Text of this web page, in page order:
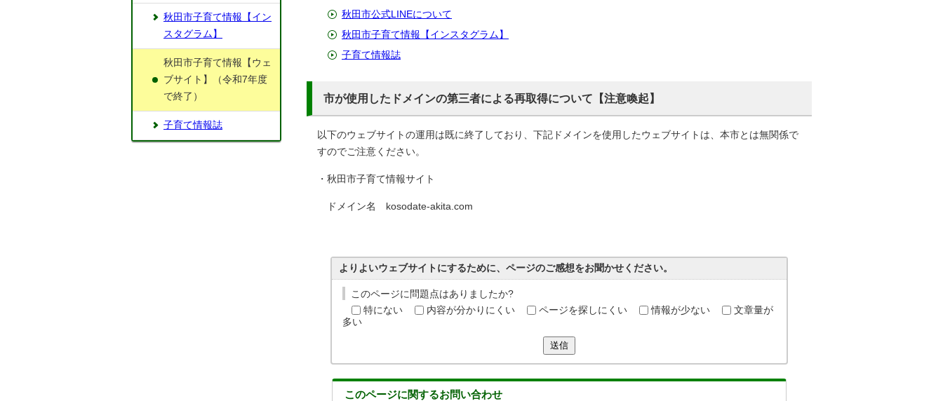
秋田市公式LINEについて
秋田市子育て情報【インスタグラム】
子育て情報誌
市が使用したドメインの第三者による再取得について【注意喚起】
以下のウェブサイトの運用は既に終了しており、下記ドメインを使用したウェブサイトは、本市とは無関係で
すのでご注意ください。
・秋田市子育て情報サイト
ドメイン名 kosodate-akita.com
よりよいウェブサイトにするために、ページのご感想をお聞かせください。
このページに問題点はありましたか?
特にない
内容が分かりにくい ページを探しにくい 情報が少ない
文章量が
多い
送信
このページに関するお問い合わせ
秋田市子育て情報【イン
スタグラム】
秋田市子育て情報【ウェ
ブサイト】（令和7年度
で終了）
子育て情報誌